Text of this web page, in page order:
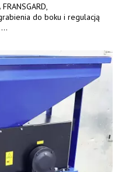
do boku i regulacją